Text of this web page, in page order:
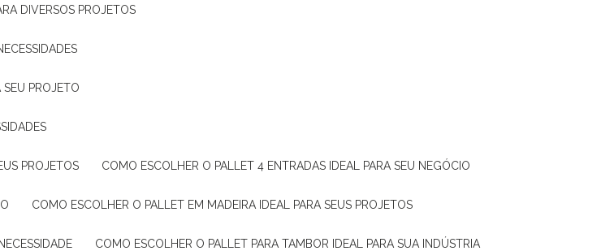
DIVERSOS PROJETOS
SEU PROJETO
PROJETOS COMO ESCOLHER O PALLET 4 ENTRADAS IDEAL PARA SEU NEGÓCIO
COMO ESCOLHER O PALLET EM MADEIRA IDEAL PARA SEUS PROJETOS
COMO ESCOLHER O PALLET PARA TAMBOR IDEAL PARA SUA INDÚSTRIA